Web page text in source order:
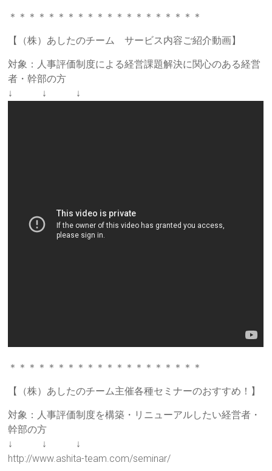
＊＊＊＊＊＊＊＊＊＊＊＊＊＊＊＊＊＊＊＊
【（株）あしたのチーム サービス内容ご紹介動画】
対象：人事評価制度による経営課題解決に関心のある経営
者・幹部の方
↓ ↓ ↓
＊＊＊＊＊＊＊＊＊＊＊＊＊＊＊＊＊＊＊＊
【（株）あしたのチーム主催各種セミナーのおすすめ！】
対象：人事評価制度を構築・リニューアルしたい経営者・
幹部の方
↓ ↓ ↓
http://www.ashita-team.com/seminar/